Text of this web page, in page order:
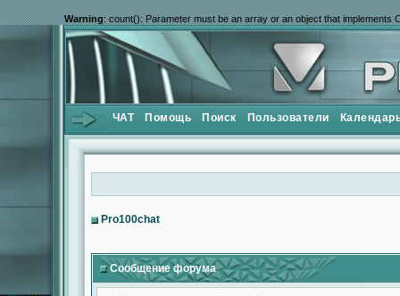
Warning: count(): Parameter must be an array or an object that implements
ЧАТ Помощь Поиск Пользователи
Pro100chat
Сообщение форума